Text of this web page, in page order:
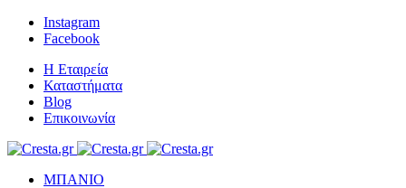
Instagram
Facebook
Η Εταιρεία
Καταστήματα
Blog
Επικοινωνία
ΜΠΑΝΙΟ